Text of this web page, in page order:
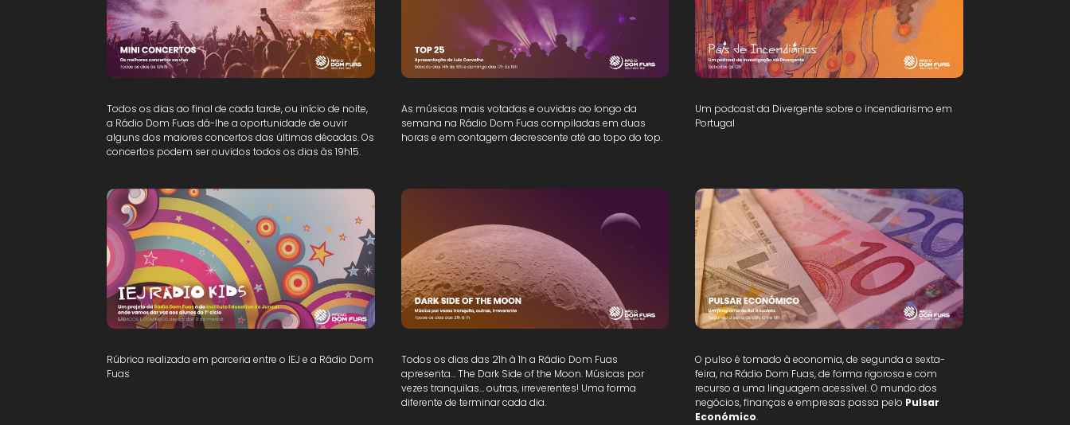
Todos os dias ao final de cada tarde, ou início de noite,
a Rádio Dom Fuas dá-lhe a oportunidade de ouvir
alguns dos maiores concertos das últimas décadas. Os
concertos podem ser ouvidos todos os dias às 19h15.
As músicas mais votadas e ouvidas ao longo da
semana na Rádio Dom Fuas compiladas em duas
horas e em contagem decrescente até ao topo do top.
Um podcast da Divergente sobre o incendiarismo em
Portugal
Rúbrica realizada em parceria entre o IEJ e a Rádio Dom
Fuas
Todos os dias das 21h à 1h a Rádio Dom Fuas
apresenta… The Dark Side of the Moon. Músicas por
vezes tranquilas… outras, irreverentes! Uma forma
diferente de terminar cada dia.
O pulso é tomado à economia, de segunda a sexta-
feira, na Rádio Dom Fuas, de forma rigorosa e com
recurso a uma linguagem acessível. O mundo dos
negócios, finanças e empresas passa pelo Pulsar
Económico.